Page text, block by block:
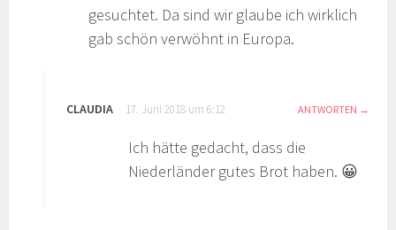
gesuchtet. Da sind wir glaube ich wirklich
gab schön verwöhnt in Europa.
CLAUDIA 17. Juni 2018 um 6:12 ANTWORTEN
Ich hätte gedacht, dass die
Niederländer gutes Brot haben. 😀